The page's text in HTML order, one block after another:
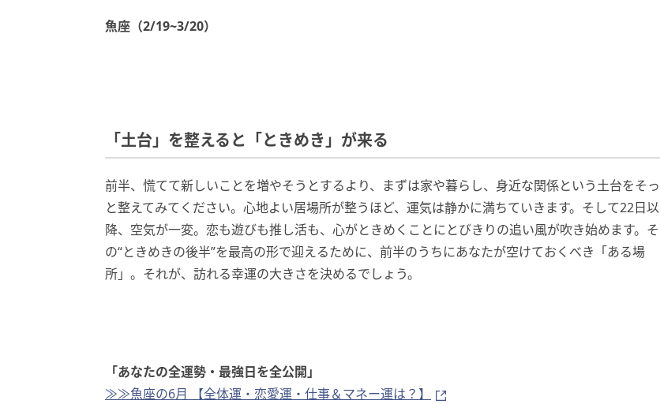
魚座（2/19~3/20）
「土台」を整えると「ときめき」が来る
前半、慌てて新しいことを増やそうとするより、まずは家や暮らし、身近な関係という土台をそっ
と整えてみてください。心地よい居場所が整うほど、運気は静かに満ちていきます。そして22日以
降、空気が一変。恋も遊びも推し活も、心がときめくことにとびきりの追い風が吹き始めます。そ
の“ときめきの後半”を最高の形で迎えるために、前半のうちにあなたが空けておくべき「ある場
所」。それが、訪れる幸運の大きさを決めるでしょう。
「あなたの全運勢・最強日を全公開」
≫≫魚座の6月 【全体運・恋愛運・仕事＆マネー運は？】